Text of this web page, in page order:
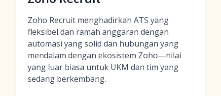
Zoho Recruit menghadirkan ATS yang
fleksibel dan ramah anggaran dengan
automasi yang solid dan hubungan yang
mendalam dengan ekosistem Zoho—nilai
yang luar biasa untuk UKM dan tim yang
sedang berkembang.